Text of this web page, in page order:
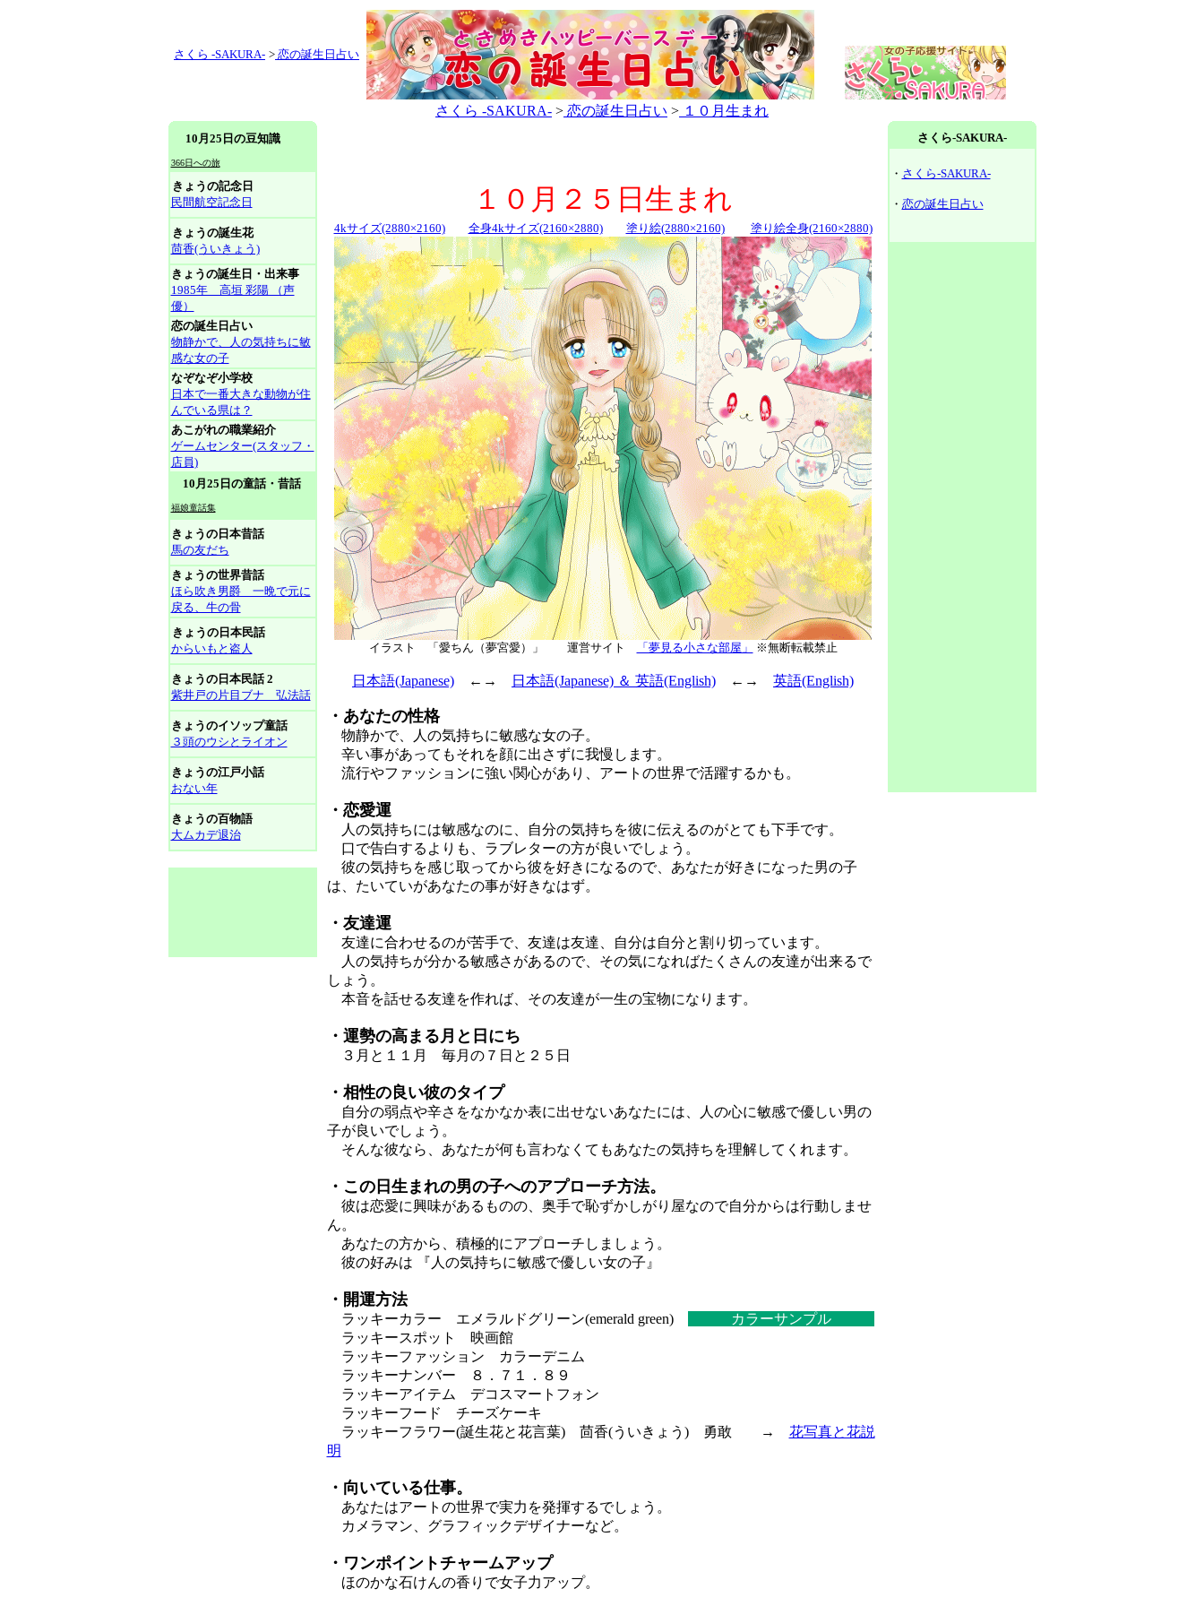
さくら -SAKURA- > 恋の誕生日占い
さくら -SAKURA- > 恋の誕生日占い > １０月生まれ
10月25日の豆知識
366日への旅
きょうの記念日
民間航空記念日
きょうの誕生花
茴香(ういきょう)
きょうの誕生日・出来事
1985年 高垣 彩陽 （声
優）
恋の誕生日占い
物静かで、人の気持ちに敏
感な女の子
なぞなぞ小学校
日本で一番大きな動物が住
んでいる県は？
あこがれの職業紹介
ゲームセンター(スタッフ・
店員)
10月25日の童話・昔話
福娘童話集
きょうの日本昔話
馬の友だち
きょうの世界昔話
ほら吹き男爵 一晩で元に
戻る、牛の骨
きょうの日本民話
からいもと盗人
きょうの日本民話 2
紫井戸の片目ブナ 弘法話
きょうのイソップ童話
３頭のウシとライオン
きょうの江戸小話
おない年
きょうの百物語
大ムカデ退治
１０月２５日生まれ
4kサイズ(2880×2160) 全身4kサイズ(2160×2880) 塗り絵(2880×2160) 塗り絵全身(2160×2880)
イラスト 「愛ちん（夢宮愛）」 運営サイト 「夢見る小さな部屋」 ※無断転載禁止
日本語(Japanese) ←→ 日本語(Japanese) ＆ 英語(English) ←→ 英語(English)
・あなたの性格
物静かで、人の気持ちに敏感な女の子。
辛い事があってもそれを顔に出さずに我慢します。
流行やファッションに強い関心があり、アートの世界で活躍するかも。
・恋愛運
人の気持ちには敏感なのに、自分の気持ちを彼に伝えるのがとても下手です。
口で告白するよりも、ラブレターの方が良いでしょう。
彼の気持ちを感じ取ってから彼を好きになるので、あなたが好きになった男の子
は、たいていがあなたの事が好きなはず。
・友達運
友達に合わせるのが苦手で、友達は友達、自分は自分と割り切っています。
人の気持ちが分かる敏感さがあるので、その気になればたくさんの友達が出来るで
しょう。
本音を話せる友達を作れば、その友達が一生の宝物になります。
・運勢の高まる月と日にち
３月と１１月 毎月の７日と２５日
・相性の良い彼のタイプ
自分の弱点や辛さをなかなか表に出せないあなたには、人の心に敏感で優しい男の
子が良いでしょう。
そんな彼なら、あなたが何も言わなくてもあなたの気持ちを理解してくれます。
・この日生まれの男の子へのアプローチ方法。
彼は恋愛に興味があるものの、奥手で恥ずかしがり屋なので自分からは行動しませ
ん。
あなたの方から、積極的にアプローチしましょう。
彼の好みは 『人の気持ちに敏感で優しい女の子』
・開運方法
ラッキーカラー エメラルドグリーン(emerald green)
カラーサンプル
ラッキースポット 映画館
ラッキーファッション カラーデニム
ラッキーナンバー ８．７１．８９
ラッキーアイテム デコスマートフォン
ラッキーフード チーズケーキ
ラッキーフラワー(誕生花と花言葉) 茴香(ういきょう) 勇敢 → 花写真と花説
明
・向いている仕事。
あなたはアートの世界で実力を発揮するでしょう。
カメラマン、グラフィックデザイナーなど。
・ワンポイントチャームアップ
ほのかな石けんの香りで女子力アップ。
さくら-SAKURA-
・ さくら-SAKURA-
・ 恋の誕生日占い